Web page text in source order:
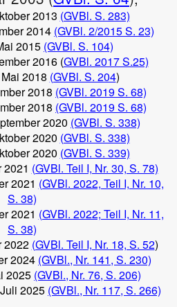
2013 (GVBl. S. 283)
2014 (GVBl. 2/2015 S. 23)
2015 (GVBl. S. 104)
2016 (GVBl. 2017 S.25)
2018 (GVBl. S. 204)
2018 (GVBl. 2019 S. 68)
2018 (GVBl. 2019 S. 68)
2020 (GVBl. S. 338)
2020 (GVBl. S. 338)
2020 (GVBl. S. 339)
(GVBl. Teil I, Nr. 30, S. 78)
2021 (GVBl. 2022, Teil I, Nr. 10,
S. 38)
2021 (GVBl. 2022; Teil I, Nr. 11,
S. 38)
2022 (GVBl. Teil I, Nr. 18, S. 52)
2024 (GVBl., Nr. 141, S. 230)
2025 (GVBl., Nr. 76, S. 206)
2025 (GVBl., Nr. 117, S. 266)